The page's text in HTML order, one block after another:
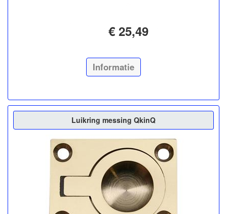
€ 25,49
Informatie
Luikring messing QkinQ